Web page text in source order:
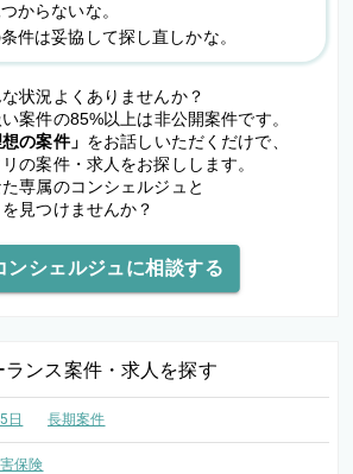
からないな。
件は妥協して探し直しかな。
状況よくありませんか？
案件の85%以上は非公開案件です。
の案件」 をお話しいただくだけで、
の案件・求人をお探しします。
専属のコンシェルジュと
を見つけませんか？
ンシェルジュに相談する
ランス案件・求人を探す
日 長期案件
保険